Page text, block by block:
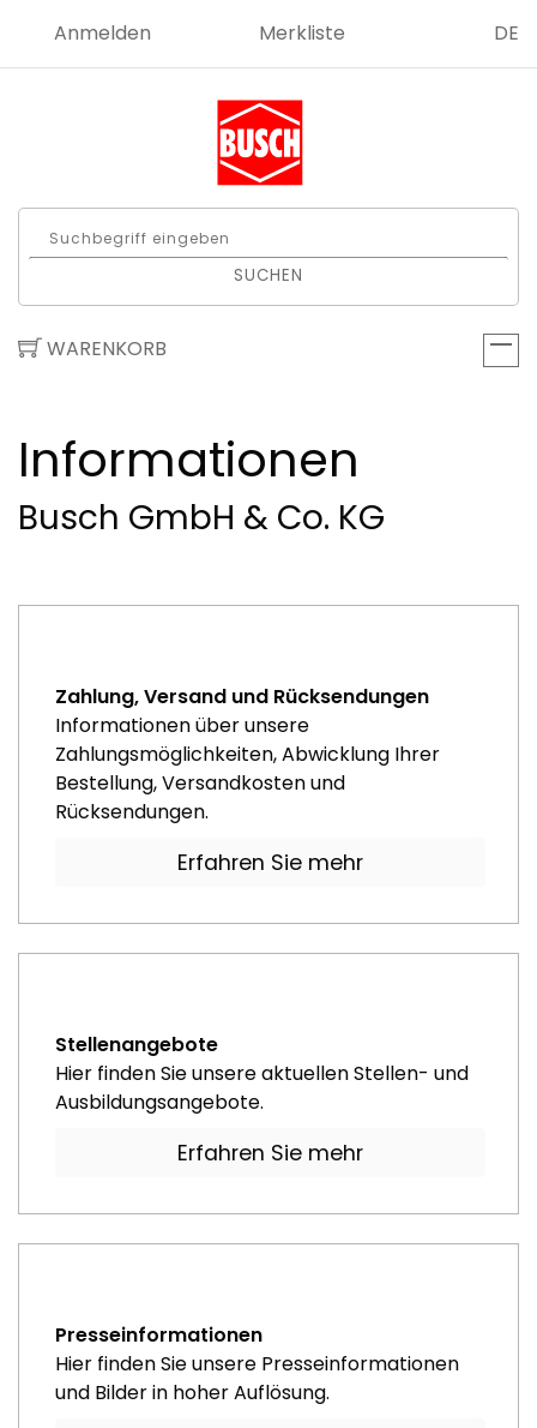
Anmelden Merkliste DE
SUCHEN
WARENKORB
Informationen
Busch GmbH & Co. KG
Zahlung, Versand und Rücksendungen
Informationen über unsere
Zahlungsmöglichkeiten, Abwicklung Ihrer
Bestellung, Versandkosten und
Rücksendungen.
Erfahren Sie mehr
Stellenangebote
Hier finden Sie unsere aktuellen Stellen- und
Ausbildungsangebote.
Erfahren Sie mehr
Presseinformationen
Hier finden Sie unsere Presseinformationen
und Bilder in hoher Auflösung.